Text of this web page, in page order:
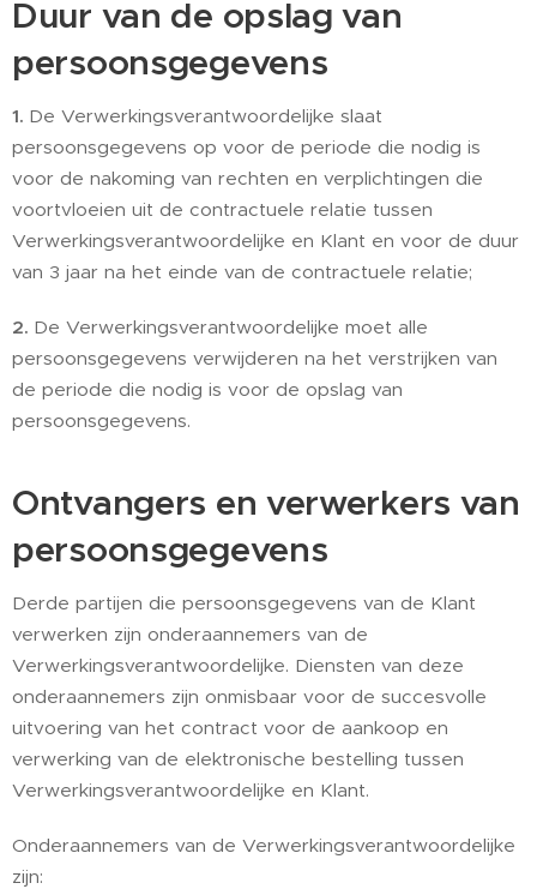
Duur van de opslag van
persoonsgegevens
1. De Verwerkingsverantwoordelijke slaat
persoonsgegevens op voor de periode die nodig is
voor de nakoming van rechten en verplichtingen die
voortvloeien uit de contractuele relatie tussen
Verwerkingsverantwoordelijke en Klant en voor de duur
van 3 jaar na het einde van de contractuele relatie;
2. De Verwerkingsverantwoordelijke moet alle
persoonsgegevens verwijderen na het verstrijken van
de periode die nodig is voor de opslag van
persoonsgegevens.
Ontvangers en verwerkers van
persoonsgegevens
Derde partijen die persoonsgegevens van de Klant
verwerken zijn onderaannemers van de
Verwerkingsverantwoordelijke. Diensten van deze
onderaannemers zijn onmisbaar voor de succesvolle
uitvoering van het contract voor de aankoop en
verwerking van de elektronische bestelling tussen
Verwerkingsverantwoordelijke en Klant.
Onderaannemers van de Verwerkingsverantwoordelijke
zijn: